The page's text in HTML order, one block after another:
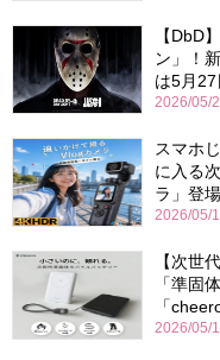
【DbD
ン」！
は5月
2026/05/
スマホ
に入る
ラ」登場
2026/05/
【次世
「準固
「
2026/05/